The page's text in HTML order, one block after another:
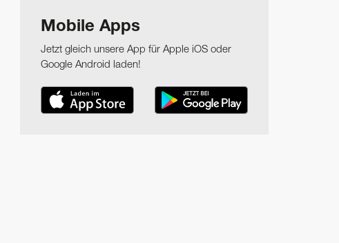
Mobile Apps
Jetzt gleich unsere App für Apple iOS oder
Google Android laden!